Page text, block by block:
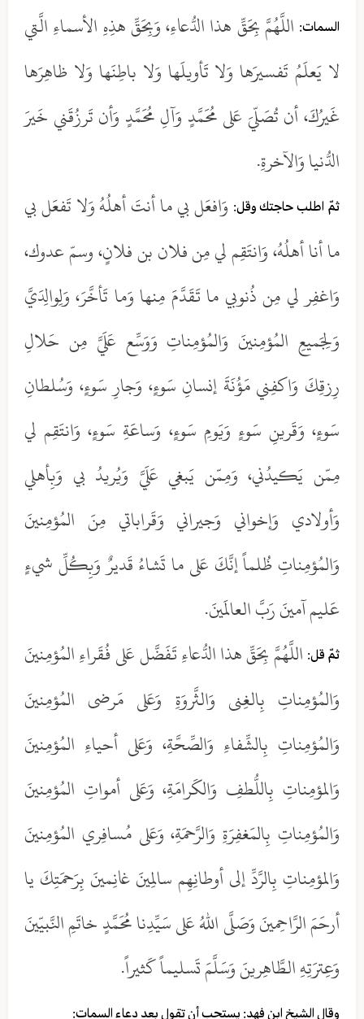
السمات: اللَّهُمَّ بِحَقِّ هذا الدُّعاءِ، وَبِحَقِّ هذِهِ الأسماءِ الَّتي
لا يَعلَمُ تَفسيرَها وَلا تَأويلَها وَلا باطِنَها وَلا ظاهِرَها
غَيرُكَ، أن تُصَلّيَ عَلى مُحَمَّدٍ وَآلِ مُحَمَّدٍ وَأن تَرزُقَني خَيرَ
الدُّنيا وَالآخرةِ.
ثمّ اطلب حاجتك وقل: وَافعَل بي ما أنتَ أهلُهُ وَلا تَفعَل بي
ما أنا أهلُهُ، وَانتَقِم لي مِن فلان بن فلانٍ، وسمّ عدوك،
وَاغفِر لي مِن ذُنوبي ما تَقَدَّمَ مِنها وَما تَأخَّرَ، وَلِوالِدَيَّ
وَلِجَميعِ المُؤمِنينَ وَالمُؤمِناتِ وَوَسِّع عَلَيَّ مِن حَلالِ
رِزقِكَ وَاكفِني مَؤُنَةَ إنسانِ سَوءٍ، وَجارِ سَوءٍ، وَسُلطانِ
سَوءٍ، وَقَرينِ سَوءٍ وَيَومِ سَوءٍ، وَساعَةِ سَوءٍ، وَانتَقِم لي
مِمّن يَكيدُني، وَمِمّن يَبغي عَلَيَّ وَيُريدُ بي وَبِأهلي
وَأولادي وَإخواني وَجيراني وَقَراباتي مِنَ المُؤمِنينَ
وَالمُؤمِناتِ ظُلماً إنَّكَ عَلى ما تَشاءُ قَديرٌ وَبِكُلِّ شيءٍ
عَليم آمينَ رَبَّ العالَمينَ.
ثمّ قل: اللَّهُمَّ بِحَقِّ هذا الدُّعاءِ تَفَضَّل عَلى فُقَراءِ المُؤمِنينَ
وَالمُؤمِناتِ بِالغِنى وَالثَّروَةِ وَعَلى مَرضى المُؤمِنينَ
وَالمُؤمِناتِ بِالشِّفاءِ وَالصِّحَّةِ، وَعَلى أحياءِ المُؤمِنينَ
وَالمؤمِناتِ بِاللُّطفِ وَالكَرامَةِ، وَعَلى أمواتِ المُؤمِنينَ
وَالمُؤمِناتِ بِالمَغفِرَةِ وَالرَّحمَةِ، وَعَلى مُسافِري المُؤمِنينَ
وَالمؤمِناتِ بِالرَّدِّ إلى أوطانِهِم سالِمينَ غانِمينَ بِرَحمَتِكَ يا
أرحَمَ الرَّاحِمينَ وَصَلَّى اللهُ عَلى سَيِّدِنا مُحَمَّدٍ خاتَمِ النَّبيّينَ
وَعِترَتِهِ الطَّاهِرينَ وَسَلَّمَ تَسليماً كَثيراً.
وقال الشيخ ابن فهد: يستحب أن تقول بعد دعاء السمات: